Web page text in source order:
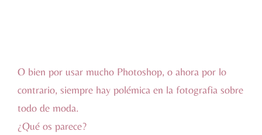
O bien por usar mucho Photoshop, o ahora por lo
contrario, siempre hay polémica en la fotografia sobre
todo de moda.
¿Qué os parece?